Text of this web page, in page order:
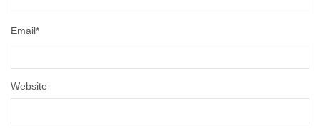
Email*
Website